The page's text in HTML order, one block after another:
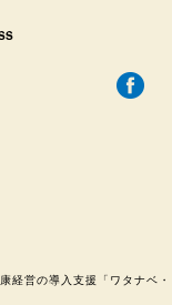
営の導入支援「ワタナベ・